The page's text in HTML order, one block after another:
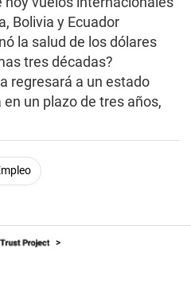
Bolivia y Ecuador
la salud de los dólares
tres décadas?
regresará a un estado
un plazo de tres años,